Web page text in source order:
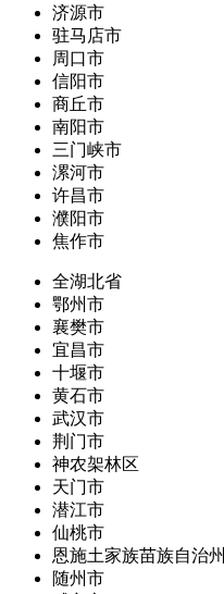
济源市
驻马店市
周口市
信阳市
商丘市
南阳市
三门峡市
漯河市
许昌市
濮阳市
焦作市
全湖北省
鄂州市
襄樊市
宜昌市
十堰市
黄石市
武汉市
荆门市
神农架林区
天门市
潜江市
仙桃市
恩施土家族苗族自治州
随州市